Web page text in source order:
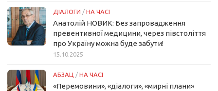
ДІАЛОГИ / НА ЧАСІ
Анатолій НОВИК: Без запровадження
превентивної медицини, через півстоліття
про Україну можна буде забути!
15.10.2025
АБЗАЦ / НА ЧАСІ
«Перемовини», «діалоги», «мирні плани»